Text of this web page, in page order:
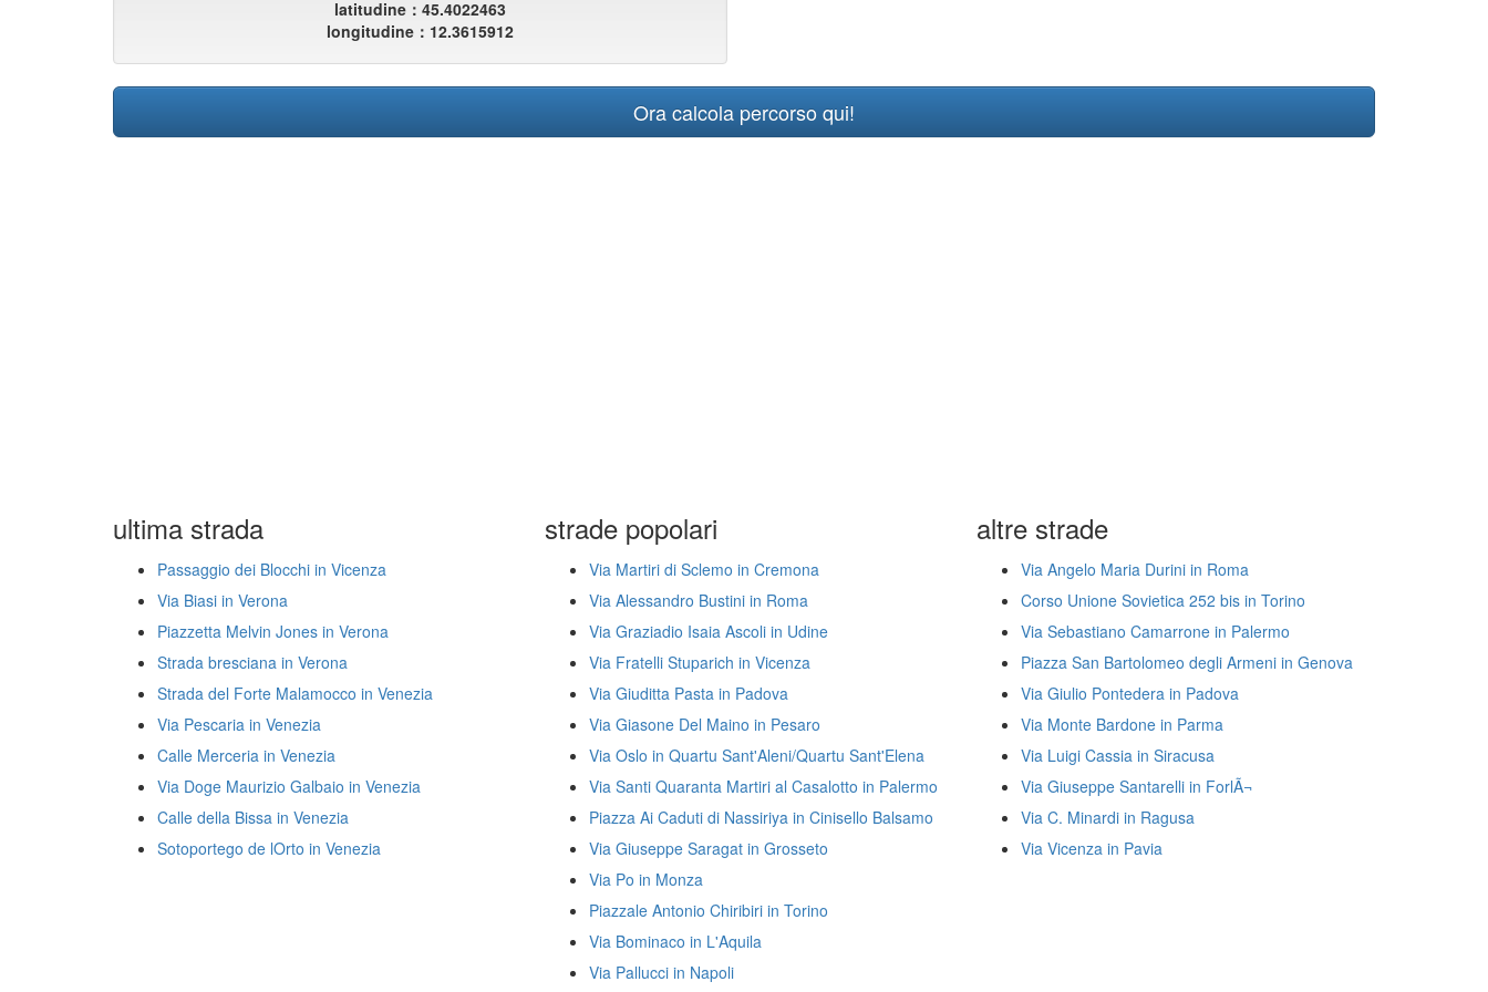
latitudine：45.4022463
longitudine：12.3615912
Ora calcola percorso qui!
ultima strada
Passaggio dei Blocchi in Vicenza
Via Biasi in Verona
Piazzetta Melvin Jones in Verona
Strada bresciana in Verona
Strada del Forte Malamocco in Venezia
Via Pescaria in Venezia
Calle Merceria in Venezia
Via Doge Maurizio Galbaio in Venezia
Calle della Bissa in Venezia
Sotoportego de lOrto in Venezia
strade popolari
Via Martiri di Sclemo in Cremona
Via Alessandro Bustini in Roma
Via Graziadio Isaia Ascoli in Udine
Via Fratelli Stuparich in Vicenza
Via Giuditta Pasta in Padova
Via Giasone Del Maino in Pesaro
Via Oslo in Quartu Sant'Aleni/Quartu Sant'Elena
Via Santi Quaranta Martiri al Casalotto in Palermo
Piazza Ai Caduti di Nassiriya in Cinisello Balsamo
Via Giuseppe Saragat in Grosseto
Via Po in Monza
Piazzale Antonio Chiribiri in Torino
Via Bominaco in L'Aquila
Via Pallucci in Napoli
altre strade
Via Angelo Maria Durini in Roma
Corso Unione Sovietica 252 bis in Torino
Via Sebastiano Camarrone in Palermo
Piazza San Bartolomeo degli Armeni in Genova
Via Giulio Pontedera in Padova
Via Monte Bardone in Parma
Via Luigi Cassia in Siracusa
Via Giuseppe Santarelli in ForlÃ¬
Via C. Minardi in Ragusa
Via Vicenza in Pavia